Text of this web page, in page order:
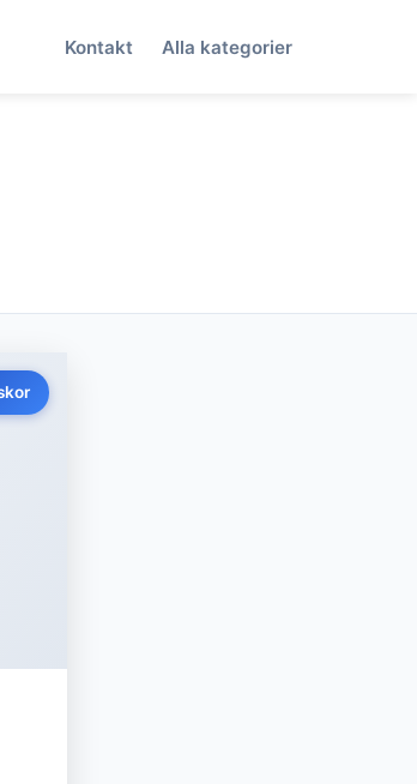
Kontakt Alla kategorier